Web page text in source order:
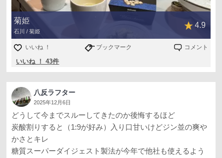
菊姫
石川 / 菊姫
4.9
いいね ！ ブックマーク コメント
いいね ！ 43件
八反ラフター
2025年12月6日
どうして今までスルーしてきたのか後悔するほど
炭酸割りすると（1:9が好み）入り口甘いけどジン並の爽や
かさとキレ
糖質スーパーダイジェスト製法が今年で他社も使えるよう